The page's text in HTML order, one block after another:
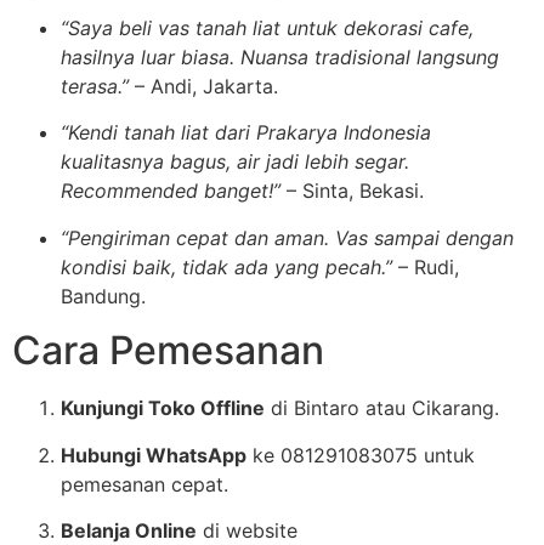
“Saya beli vas tanah liat untuk dekorasi cafe,
hasilnya luar biasa. Nuansa tradisional langsung
terasa.”– Andi, Jakarta.
“Kendi tanah liat dari Prakarya Indonesia
kualitasnya bagus, air jadi lebih segar.
Recommended banget!”– Sinta, Bekasi.
“Pengiriman cepat dan aman. Vas sampai dengan
kondisi baik, tidak ada yang pecah.”– Rudi,
Bandung.
Cara Pemesanan
Kunjungi Toko Offline di Bintaro atau Cikarang.
Hubungi WhatsApp ke 081291083075 untuk
pemesanan cepat.
Belanja Online di website